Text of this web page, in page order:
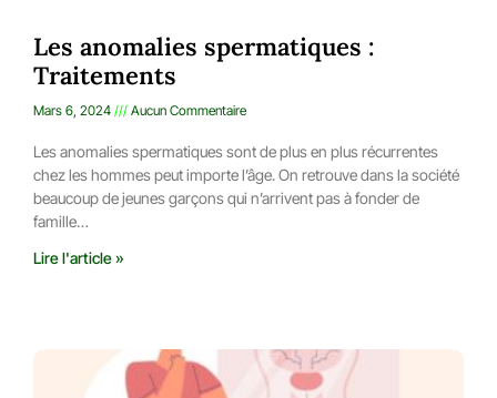
Les anomalies spermatiques :
Traitements
Mars 6, 2024 Aucun Commentaire
Les anomalies spermatiques sont de plus en plus récurrentes
chez les hommes peut importe l’âge. On retrouve dans la société
beaucoup de jeunes garçons qui n’arrivent pas à fonder de
famille…
Lire l'article »